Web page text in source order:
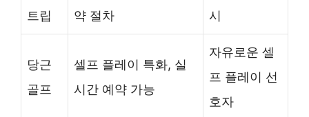
트립
약 절차
시
당근
골프
셀프 플레이 특화, 실
시간 예약 가능
자유로운 셀
프 플레이 선
호자